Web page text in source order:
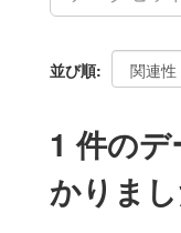
並び順
1 件の
かりま